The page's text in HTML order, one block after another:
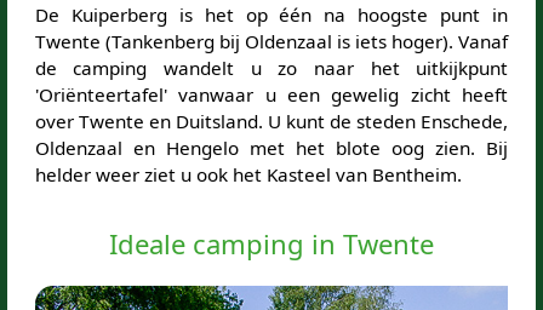
De Kuiperberg is het op één na hoogste punt in
Twente (Tankenberg bij Oldenzaal is iets hoger). Vanaf
de camping wandelt u zo naar het uitkijkpunt
'Oriënteertafel' vanwaar u een gewelig zicht heeft
over Twente en Duitsland. U kunt de steden Enschede,
Oldenzaal en Hengelo met het blote oog zien. Bij
helder weer ziet u ook het Kasteel van Bentheim.
Ideale camping in Twente